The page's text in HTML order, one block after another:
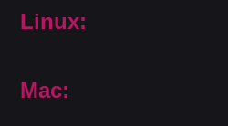
Linux:
Mac: